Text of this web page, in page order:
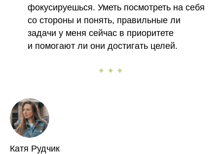
фокусируешься. Уметь посмотреть на себя
со стороны и понять, правильные ли
задачи у меня сейчас в приоритете
и помогают ли они достигать целей.
Катя Рудчик